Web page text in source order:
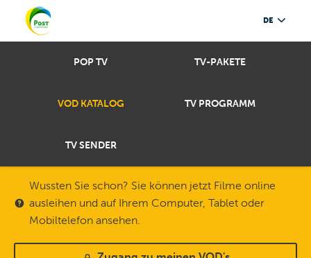
DE
POP TV TV-PAKETE
VOD KATALOG TV PROGRAMM
TV SENDER
Wussten Sie schon? Sie können jetzt Filme online
ausleihen und auf Ihrem Computer, Tablet oder
Mobiltelefon ansehen.